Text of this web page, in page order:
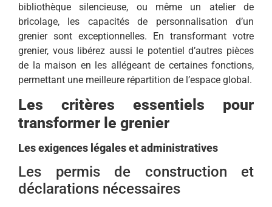
bibliothèque silencieuse, ou même un atelier de
bricolage, les capacités de personnalisation d’un
grenier sont exceptionnelles. En transformant votre
grenier, vous libérez aussi le potentiel d’autres pièces
de la maison en les allégeant de certaines fonctions,
permettant une meilleure répartition de l’espace global.
Les critères essentiels pour
transformer le grenier
Les exigences légales et administratives
Les permis de construction et
déclarations nécessaires